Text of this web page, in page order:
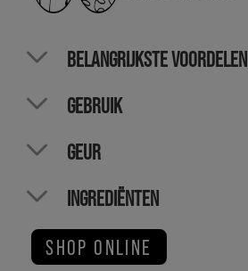
BELANGRIJKSTE VOORDELEN
GEBRUIK
GEUR
INGREDIËNTEN
SHOP ONLINE